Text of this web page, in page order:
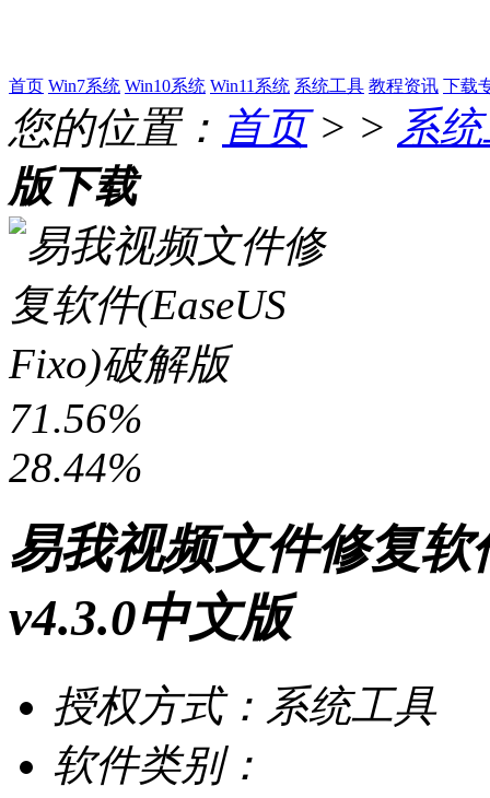
首页 Win7系统 Win10系统 Win11系统 系统工具 教程资讯 下载
您的位置： 首页> > 系
版下载
71.56%
28.44%
易我视频文件修复软
v4.3.0中文版
授权方式：系统工具
软件类别：